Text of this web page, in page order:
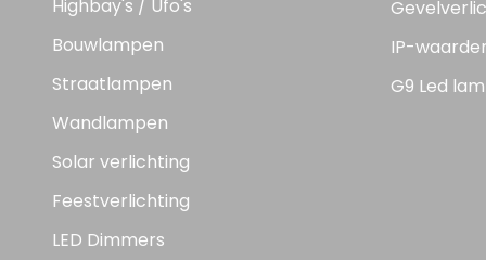
Highbay's / Ufo's
Bouwlampen
Straatlampen
Wandlampen
Solar verlichting
Feestverlichting
LED Dimmers
IP-
G9 Led